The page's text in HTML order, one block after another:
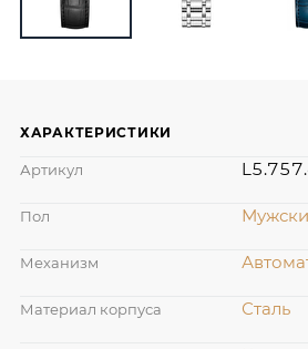
ХАРАКТЕРИСТИКИ
Артикул
Пол
Механизм
Материал корпуса Сталь